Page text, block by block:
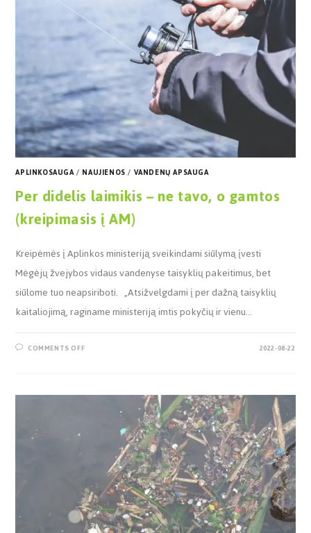
APLINKOSAUGA/ NAUJIENOS/ VANDENŲ APSAUGA
Per didelis laimikis – ne tavo, o gamtos
(kreipimasis į AM)
Kreipėmės į Aplinkos ministeriją sveikindami siūlymą įvesti
Mėgėjų žvejybos vidaus vandenyse taisyklių pakeitimus, bet
siūlome tuo neapsiriboti. „Atsižvelgdami į per dažną taisyklių
kaitaliojimą, raginame ministeriją imtis pokyčių ir vienu…
COMMENTS OFF 2022-08-22